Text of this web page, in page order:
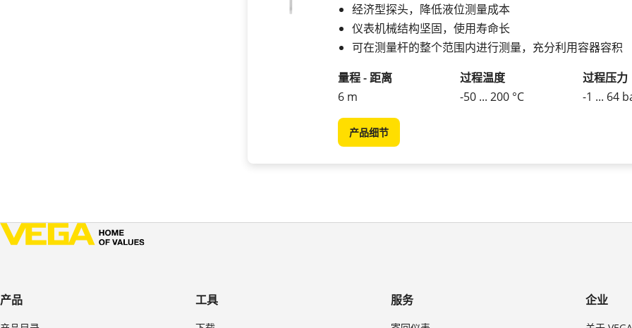
经济型探头，降低液位测量成本
仪表机械结构坚固，使用寿命长
可在测量杆的整个范围内进行测量，充分利用容器容积
量程 - 距离
6 m
过程温度
-50 ... 200 °C
过程压力
-1 ... 64
产品细节
产品 工具 服务 企业